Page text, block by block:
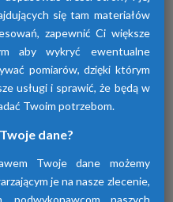
kondensacyjne
poprzez jego
kondensatu.
wszelkie normy i
się tam materiałów
zapewnić Ci większe
aby wykryć ewentualne
pomiarów, dzięki którym
usługi i sprawić, że będą w
Twoim potrzebom.
dane?
Twoje dane możemy
je na nasze zlecenie,
podwykonawcom naszych